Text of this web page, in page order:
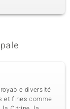
diversité
et fines comme